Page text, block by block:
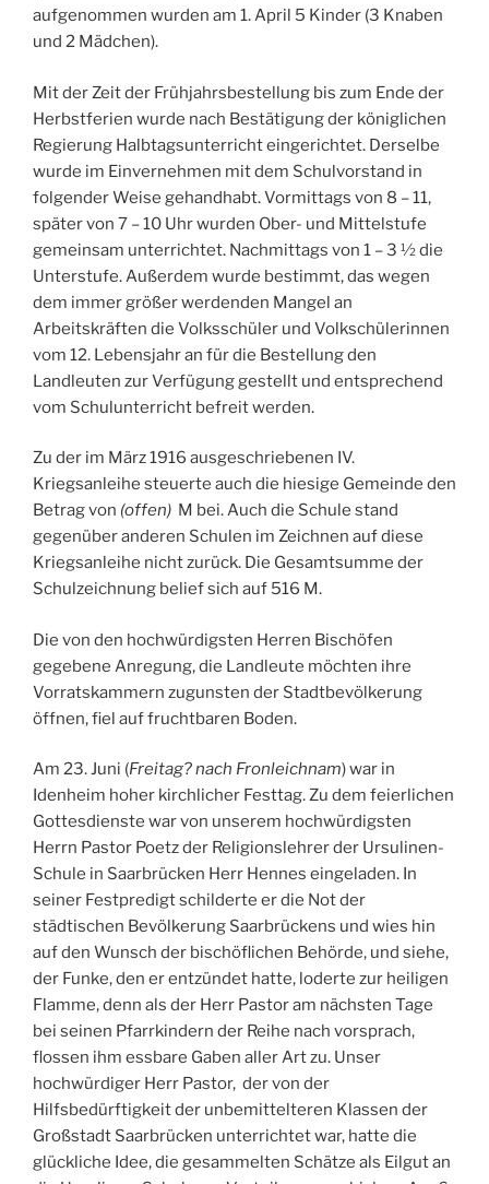
aufgenommen wurden am 1. April 5 Kinder (3 Knaben
und 2 Mädchen).
Mit der Zeit der Frühjahrsbestellung bis zum Ende der
Herbstferien wurde nach Bestätigung der königlichen
Regierung Halbtagsunterricht eingerichtet. Derselbe
wurde im Einvernehmen mit dem Schulvorstand in
folgender Weise gehandhabt. Vormittags von 8 – 11,
später von 7 – 10 Uhr wurden Ober- und Mittelstufe
gemeinsam unterrichtet. Nachmittags von 1 – 3 ½ die
Unterstufe. Außerdem wurde bestimmt, das wegen
dem immer größer werdenden Mangel an
Arbeitskräften die Volksschüler und Volkschülerinnen
vom 12. Lebensjahr an für die Bestellung den
Landleuten zur Verfügung gestellt und entsprechend
vom Schulunterricht befreit werden.
Zu der im März 1916 ausgeschriebenen IV.
Kriegsanleihe steuerte auch die hiesige Gemeinde den
Betrag von (offen) M bei. Auch die Schule stand
gegenüber anderen Schulen im Zeichnen auf diese
Kriegsanleihe nicht zurück. Die Gesamtsumme der
Schulzeichnung belief sich auf 516 M.
Die von den hochwürdigsten Herren Bischöfen
gegebene Anregung, die Landleute möchten ihre
Vorratskammern zugunsten der Stadtbevölkerung
öffnen, fiel auf fruchtbaren Boden.
Am 23. Juni (Freitag? nach Fronleichnam) war in
Idenheim hoher kirchlicher Festtag. Zu dem feierlichen
Gottesdienste war von unserem hochwürdigsten
Herrn Pastor Poetz der Religionslehrer der Ursulinen-
Schule in Saarbrücken Herr Hennes eingeladen. In
seiner Festpredigt schilderte er die Not der
städtischen Bevölkerung Saarbrückens und wies hin
auf den Wunsch der bischöflichen Behörde, und siehe,
der Funke, den er entzündet hatte, loderte zur heiligen
Flamme, denn als der Herr Pastor am nächsten Tage
bei seinen Pfarrkindern der Reihe nach vorsprach,
flossen ihm essbare Gaben aller Art zu. Unser
hochwürdiger Herr Pastor, der von der
Hilfsbedürftigkeit der unbemittelteren Klassen der
Großstadt Saarbrücken unterrichtet war, hatte die
glückliche Idee, die gesammelten Schätze als Eilgut an